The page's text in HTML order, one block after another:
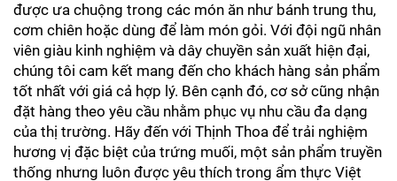
được ưa chuộng trong các món ăn như bánh trung thu,
cơm chiên hoặc dùng để làm món gỏi. Với đội ngũ nhân
viên giàu kinh nghiệm và dây chuyền sản xuất hiện đại,
chúng tôi cam kết mang đến cho khách hàng sản phẩm
tốt nhất với giá cả hợp lý. Bên cạnh đó, cơ sở cũng nhận
đặt hàng theo yêu cầu nhằm phục vụ nhu cầu đa dạng
của thị trường. Hãy đến với Thịnh Thoa để trải nghiệm
hương vị đặc biệt của trứng muối, một sản phẩm truyền
thống nhưng luôn được yêu thích trong ẩm thực Việt